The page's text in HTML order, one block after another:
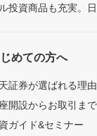
投資商品も充実。
めての方へ
証券が選ばれる理由
開設からお取引ま
ガイド&セミナー